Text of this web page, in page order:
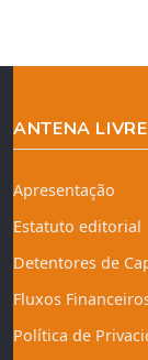
ANTENA LIVRE
Apresentação
Estatuto editorial
Detentores de
Fluxos
Política de